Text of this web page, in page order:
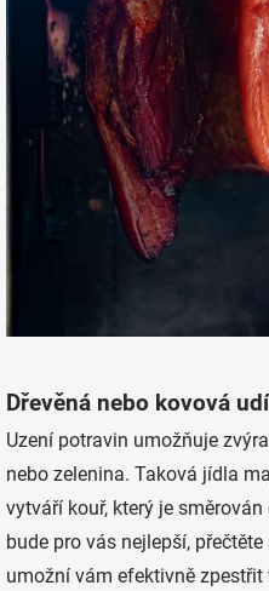
Dřevěná nebo kovová
Uzení potravin umožňuje
nebo zelenina. Taková jídla
vytváří kouř, který je
bude pro vás nejlepší,
umožní vám efektivně